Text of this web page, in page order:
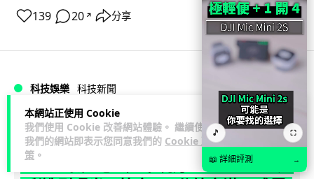
本網站正使用 Cookie
我們使用 Cookie 改善網站體驗。 繼續使用
我們的網站即表示您同意我們的 Cookie 政
策 。
139 20 ↗ 分享
科技娛樂 科技新聞
duncan 1 日
Audi 最慳電量產車現身 A2 e-tron 迷
🎵 ⛶
📖 詳細評測 →